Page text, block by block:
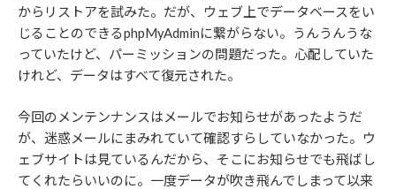
からリストアを試みた。だが、ウェブ上でデータベースをい
じることのできるphpMyAdminに繋がらない。うんうんうな
っていたけど、パーミッションの問題だった。心配していた
けれど、データはすべて復元された。
今回のメンテンナンスはメールでお知らせがあったようだ
が、迷惑メールにまみれていて確認すらしていなかった。ウ
ェブサイトは見ているんだから、そこにお知らせでも飛ばし
てくれたらいいのに。一度データが吹き飛んでしまって以来